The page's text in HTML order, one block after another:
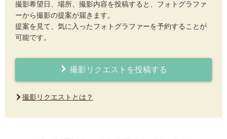
撮影希望日、場所、撮影内容を投稿すると、フォトグラファ
ーから撮影の提案が届きます。
提案を見て、気に入ったフォトグラファーを予約することが
可能です。
撮影リクエストを投稿する
撮影リクエストとは？